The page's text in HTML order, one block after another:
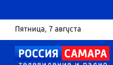
Пятница, 7 августа